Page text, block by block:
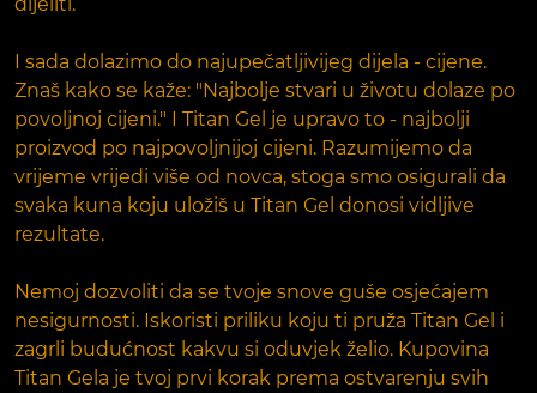
I sada dolazimo do najupečatljivijeg dijela - cijene.
Znaš kako se kaže: "Najbolje stvari u životu dolaze po
povoljnoj cijeni." I Titan Gel je upravo to - najbolji
proizvod po najpovoljnijoj cijeni. Razumijemo da
vrijeme vrijedi više od novca, stoga smo osigurali da
svaka kuna koju uložiš u Titan Gel donosi vidljive
rezultate.
Nemoj dozvoliti da se tvoje snove guše osjećajem
nesigurnosti. Iskoristi priliku koju ti pruža Titan Gel i
zagrli budućnost kakvu si oduvjek želio. Kupovina
Titan Gela je tvoj prvi korak prema ostvarenju svih